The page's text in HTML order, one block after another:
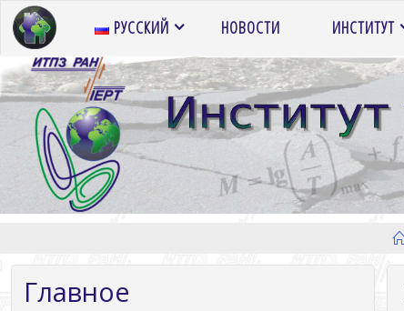
Перейти
содержимому
РУССКИЙ НОВОСТИ ИНСТИТУТ
Главное